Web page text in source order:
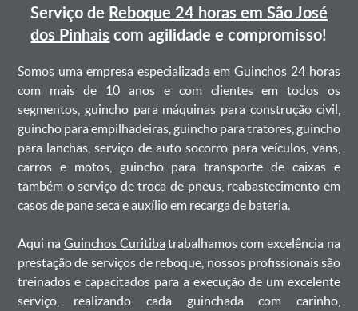
Serviço de Reboque 24 horas em São José
dos Pinhais com agilidade e compromisso!
Somos uma empresa especializada emGuinchos 24 horas
com mais de 10 anos e com clientes em todos os
segmentos, guincho para máquinas para construção civil,
guincho para empilhadeiras, guincho para tratores, guincho
para lanchas, serviço de auto socorro para veículos, vans,
carros e motos, guincho para transporte de caixas e
também o serviço de troca de pneus, reabastecimento em
casos de pane seca e auxílio em recarga de bateria. ㅤㅤ
Aqui na Guinchos Curitiba trabalhamos com excelência na
prestação de serviços de reboque, nossos profissionais são
treinados e capacitados para a execução de um excelente
serviço, realizando cada guinchada com carinho,